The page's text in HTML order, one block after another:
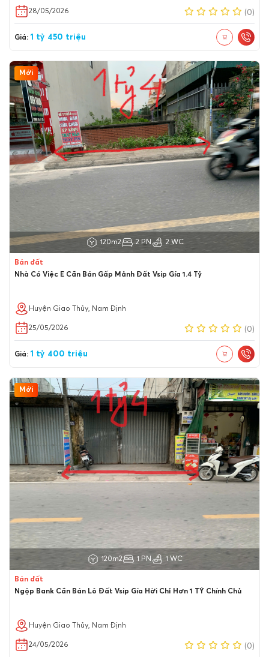
28/05/2026 (0)
Giá: 1 tỷ 450 triệu
Mới
120m2 2 PN 2 WC
Bán đất
Nhà Có Việc E Cần Bán Gấp Mảnh Đất Vsip Gía 1.4 Tỷ
Huyện Giao Thủy, Nam Định
25/05/2026 (0)
Giá: 1 tỷ 400 triệu
Mới
120m2 1 PN 1 WC
Bán đất
Ngộp Bank Cần Bán Lô Đất Vsip Gía Hời Chỉ Hơn 1 TỶ Chính Chủ
Huyện Giao Thủy, Nam Định
24/05/2026 (0)